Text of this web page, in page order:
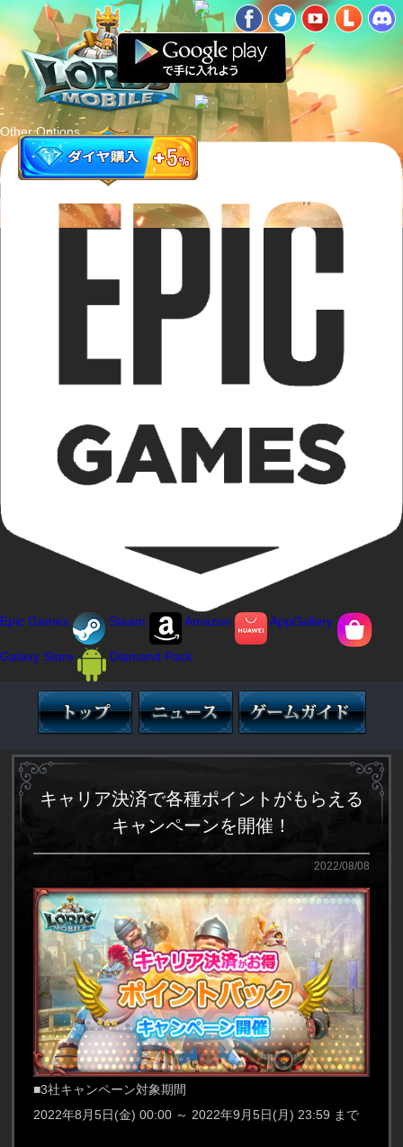
Other Options
Epic Games Steam Amazon AppGallery
Galaxy Store Diamond Pack
キャリア決済で各種ポイントがもらえる
キャンペーンを開催！
2022/08/08
■3社キャンペーン対象期間
2022年8月5日(金) 00:00 ～ 2022年9月5日(月) 23:59 まで